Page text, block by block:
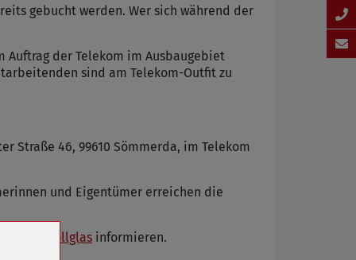
gebucht werden. Wer sich während der
der Telekom im Ausbaugebiet
sind am Telekom-Outfit zu
Straße 46, 99610 Sömmerda, im Telekom
und Eigentümer erreichen die
vollglas informieren.